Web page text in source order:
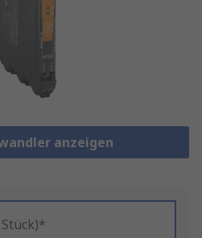
anzeigen